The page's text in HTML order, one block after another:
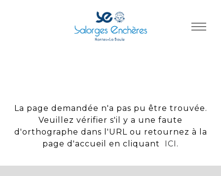
La page demandée n'a pas pu être trouvée.
Veuillez vérifier s'il y a une faute
d'orthographe dans l'URL ou retournez à la
page d'accueil en cliquant
ICI .